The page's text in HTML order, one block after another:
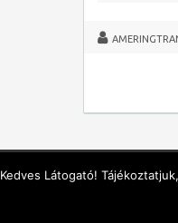
Kedves Látogató!